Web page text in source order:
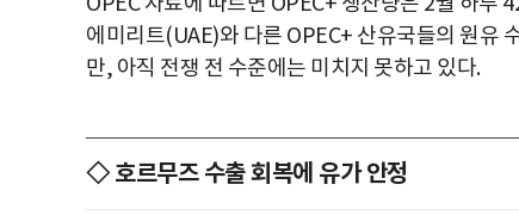
에미리트(UAE)와 다른 OPEC+ 산유국들의 원유
만, 아직 전쟁 전 수준에는 미치지 못하고 있다.
◇ 호르무즈 수출 회복에 유가 안정